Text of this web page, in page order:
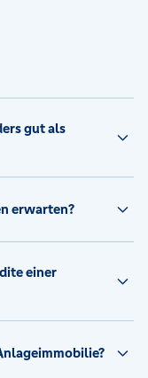
gut als
erwarten?
einer